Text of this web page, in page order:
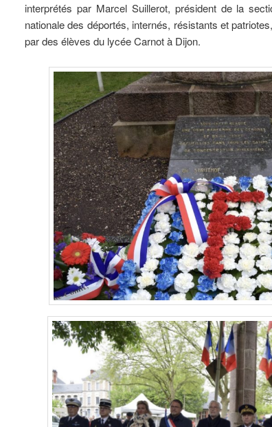
interprétés par Marcel Suillerot, président de la
nationale des déportés, internés, résistants et
par des élèves du lycée Carnot à Dijon.